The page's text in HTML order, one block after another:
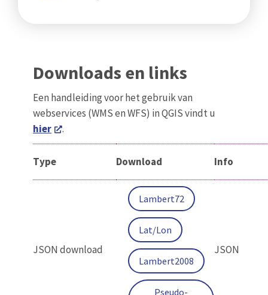
Downloads en links
Een handleiding voor het gebruik van
webservices (WMS en WFS) in QGIS vindt u
hier
.
Type Download Info
JSON download
Lambert72
Lat/Lon
Lambert2008
Pseudo-
JSON